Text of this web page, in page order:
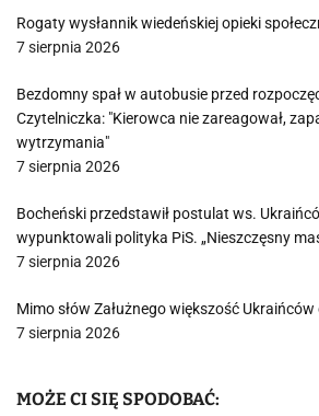
Rogaty wysłannik wiedeńskiej opieki
7 sierpnia 2026
Bezdomny spał w autobusie przed
Czytelniczka: "Kierowca nie zareagował,
wytrzymania"
7 sierpnia 2026
Bocheński przedstawił postulat ws.
wypunktowali polityka PiS. „Nieszczęsny
7 sierpnia 2026
Mimo słów Załużnego większość Ukraińców
7 sierpnia 2026
MOŻE CI SIĘ SPODOBAĆ: